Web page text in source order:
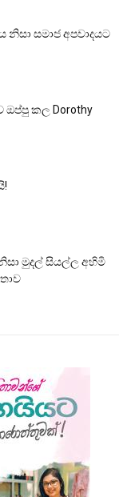
සමාජ අපවාදයට
කල Dorothy
මුදල් සියල්ල අහිමි